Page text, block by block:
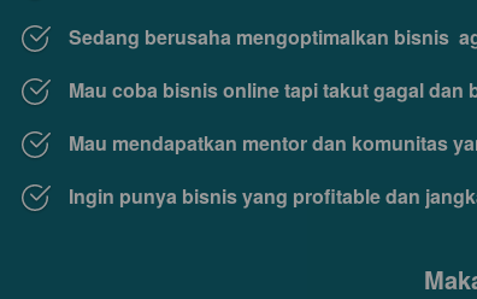
Sedang berusaha mengoptimalkan bisnis
Mau coba bisnis online tapi takut gagal dan
Mau mendapatkan mentor dan komunitas
Ingin punya bisnis yang profitable dan